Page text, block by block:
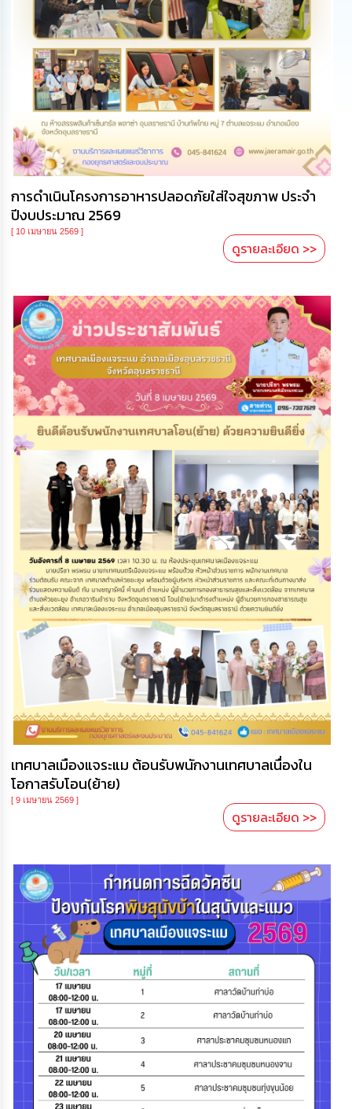
นโยบาย
No
Gift
Policy
การ
ดำเนิน
การ
เพื่อ
ป้องกัน
การ
ทุจริต
มาตรการ
ส่ง
ความ
โปร่งใส
ร้อง
เรียน
ทุกข์
e-
Service
กิจการ
สภา
กิจการ
สภา
ท้อง
ถิ่น
ของ
เรา
จัดการ
ความ
รู้
ข้อมูล
การ
ติดต่อ
การดำเนินโครงการอาหารปลอดภัยใส่ใจสุขภาพ ประจำ
ปีงบประมาณ 2569
[ 10 เมษายน 2569 ]
ดูรายละเอียด >>
เทศบาลเมืองแจระแม ต้อนรับพนักงานเทศบาลเนื่องใน
โอกาสรับโอน(ย้าย)
[ 9 เมษายน 2569 ]
ดูรายละเอียด >>